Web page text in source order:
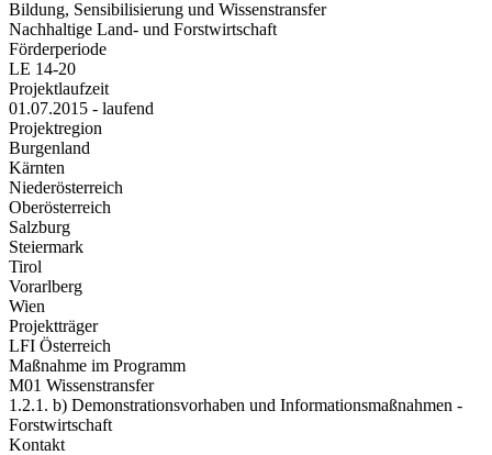
Bildung, Sensibilisierung und Wissenstransfer
Nachhaltige Land- und Forstwirtschaft
Förderperiode
LE 14-20
Projektlaufzeit
01.07.2015 - laufend
Projektregion
Burgenland
Kärnten
Niederösterreich
Oberösterreich
Salzburg
Steiermark
Tirol
Vorarlberg
Wien
Projektträger
LFI Österreich
Maßnahme im Programm
M01 Wissenstransfer
1.2.1. b) Demonstrationsvorhaben und Informationsmaßnahmen -
Forstwirtschaft
Kontakt